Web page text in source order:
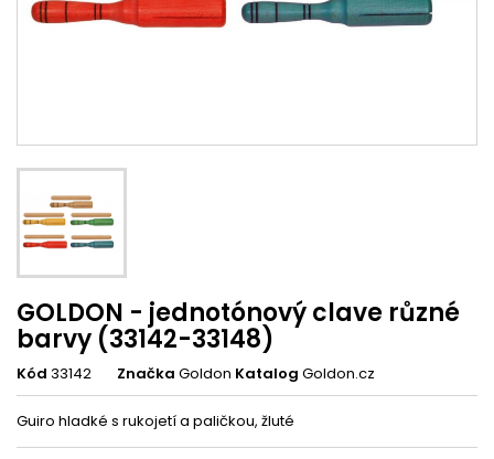
GOLDON - jednotónový clave různé
barvy (33142-33148)
Kód 33142 Značka Goldon Katalog Goldon.cz
Guiro hladké s rukojetí a paličkou, žluté